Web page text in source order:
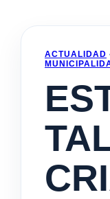
ACTUALIDAD